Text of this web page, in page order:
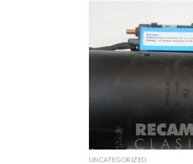
UNCATEGORIZED